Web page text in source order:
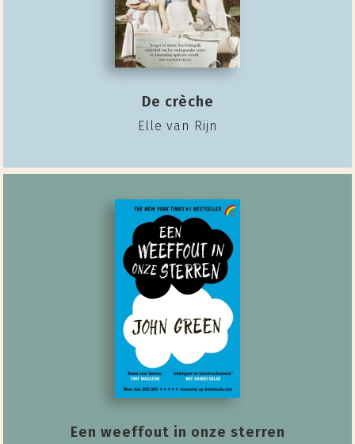
De crèche
Elle van Rijn
Een weeffout in onze sterren